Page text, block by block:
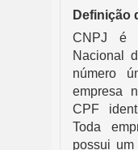
Definição
CNPJ é
Nacional
número
empresa
CPF
Toda
possui